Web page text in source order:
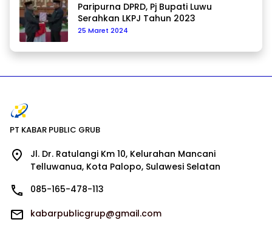
Paripurna DPRD, Pj Bupati Luwu
Serahkan LKPJ Tahun 2023
25 Maret 2024
PT KABAR PUBLIC GRUB
Jl. Dr. Ratulangi Km 10, Kelurahan Mancani
Telluwanua, Kota Palopo, Sulawesi Selatan
085-165-478-113
kabarpublicgrup@gmail.com